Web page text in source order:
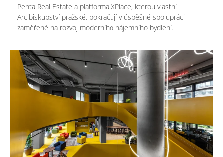
Penta Real Estate a platforma XPlace, kterou vlastní
Arcibiskupství pražské, pokračují v úspěšné spolupráci
zaměřené na rozvoj moderního nájemního bydlení.